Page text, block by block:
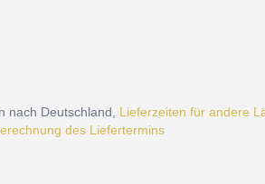
nach Deutschland, Lieferzeiten für andere
des Liefertermins